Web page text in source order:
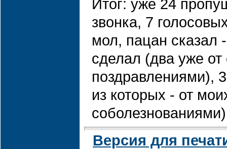
Итог: уже 24
звонка, 7
мол, пацан сказал
сделал (два уже от
поздравлениями),
из которых - от
Версия для